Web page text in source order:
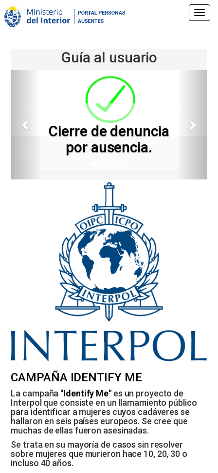
Pasar
al
contenido
Guía al usuario
Cierre de denuncia
por ausencia.
Anterior
CAMPAÑA IDENTIFY ME
La campaña "Identify Me"es un proyecto de
Interpol que consiste en un llamamiento público
para identificar a mujeres cuyos cadáveres se
hallaron en seis países europeos. Se cree que
muchas de ellas fueron asesinadas.
Se trata en su mayoría de casos sin resolver
sobre mujeres que murieron hace 10, 20, 30 o
incluso 40 años.